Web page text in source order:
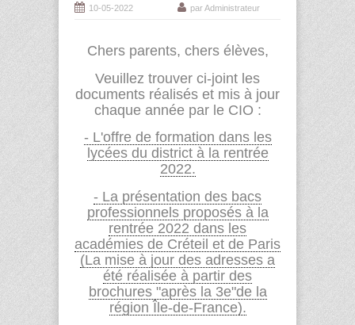
10-05-2022 par Administrateur
Chers parents, chers élèves,
Veuillez trouver ci-joint les
documents réalisés et mis à jour
chaque année par le CIO :
- L'offre de formation dans les
lycées du district à la rentrée
2022.
- La présentation des bacs
professionnels proposés à la
rentrée 2022 dans les
académies de Créteil et de Paris
(La mise à jour des adresses a
été réalisée à partir des
brochures "après la 3e"de la
région Île-de-France).